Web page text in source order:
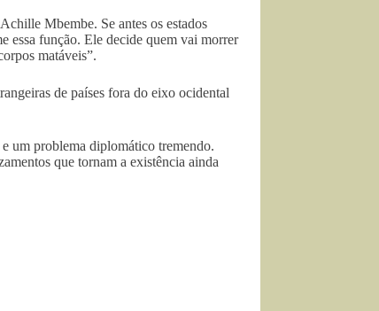
Mbembe. Se antes os estados
essa função. Ele decide quem vai morrer
matáveis”.
de países fora do eixo ocidental
um problema diplomático tremendo.
que tornam a existência ainda